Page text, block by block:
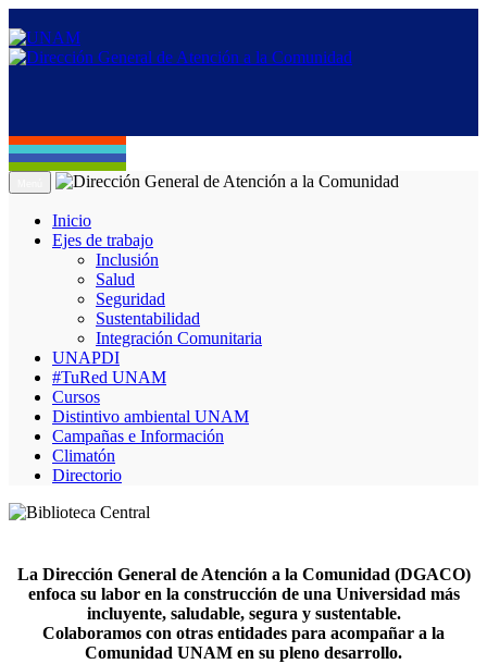
Inicio
Ejes de trabajo
Inclusión
Salud
Seguridad
Sustentabilidad
Integración Comunitaria
UNAPDI
#TuRed UNAM
Cursos
Distintivo ambiental UNAM
Campañas e Información
Climatón
Directorio
La Dirección General de Atención a la Comunidad (DGACO)
enfoca su labor en la construcción de una Universidad más
incluyente, saludable, segura y sustentable.
Colaboramos con otras entidades para acompañar a la
Comunidad UNAM en su pleno desarrollo.